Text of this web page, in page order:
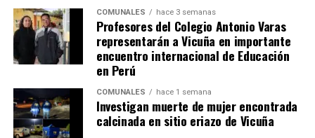
COMUNALES hace 3 semanas
Profesores del Colegio Antonio Varas
representarán a Vicuña en importante
encuentro internacional de Educación
en Perú
COMUNALES hace 1 semana
Investigan muerte de mujer encontrada
calcinada en sitio eriazo de Vicuña